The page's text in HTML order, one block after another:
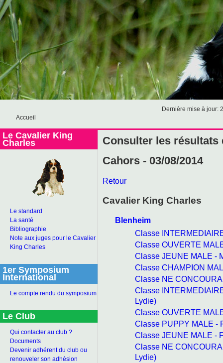
Accueil
Dernière mise à jour:
Le Cavalier King
Charles
Le standard
La santé
Bibliographie
Note aux juges pour le Cavalier
King Charles
1er Symposium
International
Le compte rendu du symposium
Le Club
Qui contacter au club ?
Documents
Devenir adhérent du club ou
renouveler son adhésion
Consulter les résultats
Cahors - 03/08/2014
Retour
Cavalier King Charles
Blenheim
Classe
Classe OUVERTE
Classe JEUNE MALE -
Classe CHAMPION
Classe NE
Classe
Lydie)
Classe OUVERTE
Classe PUPPY MALE -
Classe JEUNE MALE -
Classe NE
Lydie)